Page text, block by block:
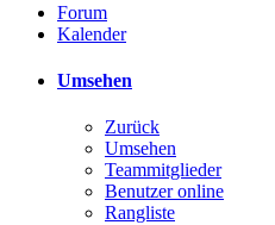
Forum
Kalender
Umsehen
Zurück
Umsehen
Teammitglieder
Benutzer online
Rangliste